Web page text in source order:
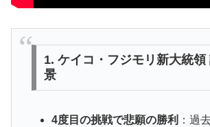
1. ケイコ・フジモリ新大統領
景
4度目の挑戦で悲願の勝利 ：過